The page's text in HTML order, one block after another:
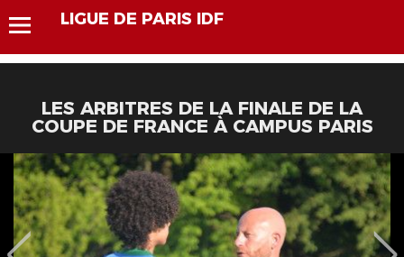
LIGUE DE PARIS IDF
LES ARBITRES DE LA FINALE DE LA
COUPE DE FRANCE À CAMPUS PARIS